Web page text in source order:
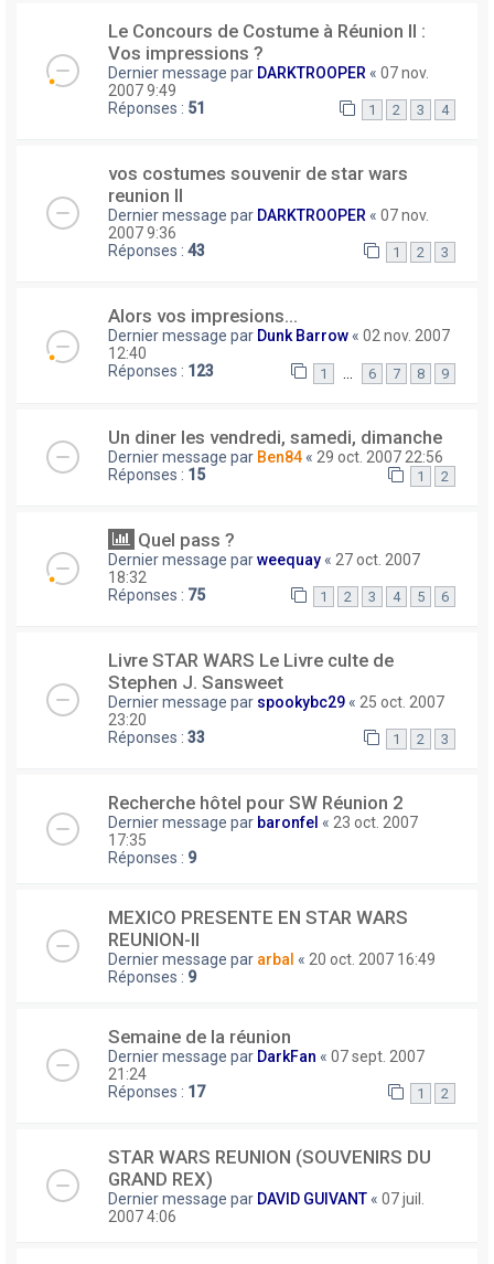
Le Concours de Costume à Réunion II :
Vos impressions ?
Dernier message par DARKTROOPER « 07 nov.
2007 9:49
Réponses : 51 1 2 3 4
vos costumes souvenir de star wars
reunion II
Dernier message par DARKTROOPER « 07 nov.
2007 9:36
Réponses : 43 1 2 3
Alors vos impresions...
Dernier message par Dunk Barrow « 02 nov. 2007
12:40
Réponses : 123 1 6 7 8 9
Un diner les vendredi, samedi, dimanche
Dernier message par Ben84 « 29 oct. 2007 22:56
Réponses : 15 1 2
Quel pass ?
Dernier message parweequay « 27 oct. 2007
18:32
Réponses : 75 1 2 3 4 5 6
Livre STAR WARS Le Livre culte de
Stephen J. Sansweet
Dernier message par spookybc29 « 25 oct. 2007
23:20
Réponses : 33 1 2 3
Recherche hôtel pour SW Réunion 2
Dernier message par baronfel « 23 oct. 2007
17:35
Réponses : 9
MEXICO PRESENTE EN STAR WARS
REUNION-II
Dernier message par arbal « 20 oct. 2007 16:49
Réponses : 9
Semaine de la réunion
Dernier message par DarkFan « 07 sept. 2007
21:24
Réponses : 17 1 2
STAR WARS REUNION (SOUVENIRS DU
GRAND REX)
Dernier message par DAVID GUIVANT « 07 juil.
2007 4:06